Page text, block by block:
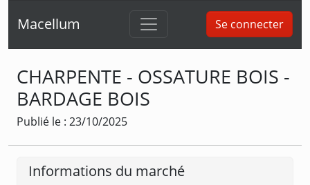
Macellum Se connecter
CHARPENTE - OSSATURE BOIS -
BARDAGE BOIS
Publié le : 23/10/2025
Informations du marché